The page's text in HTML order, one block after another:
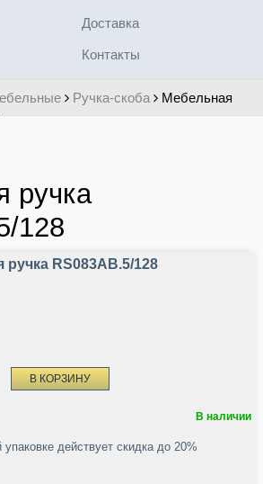
Доставка
Контакты
Ручка-скоба
Мебельная
ручка
128
RS083AB.5/128
В наличии
упаковке действует скидка до 20%